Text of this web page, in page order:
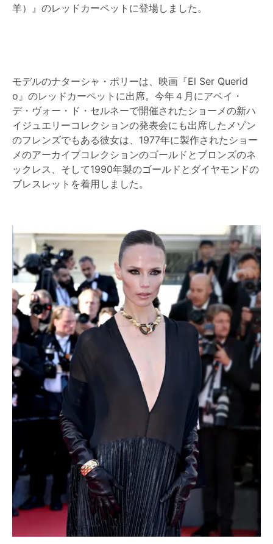
羊）』のレッドカーペットに登場しました。
モデルのナターシャ・ポリーは、映画『El Ser Querid
o』のレッドカーペットに出席。今年４月にアベイ・
デ・ヴォー・ド・セルネーで開催されたショーメの新ハ
イジュエリーコレクションの発表会にも出席したメゾン
のフレンズでもある彼女は、1977年に製作されたショー
メのアーカイブコレクションのゴールドとブロンズのネ
ックレス、そして1990年製のゴールドとダイヤモンドの
ブレスレットを着用しました。